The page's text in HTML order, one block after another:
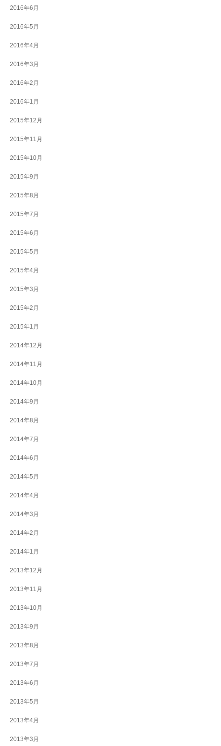
2016年6月
2016年5月
2016年4月
2016年3月
2016年2月
2016年1月
2015年12月
2015年11月
2015年10月
2015年9月
2015年8月
2015年7月
2015年6月
2015年5月
2015年4月
2015年3月
2015年2月
2015年1月
2014年12月
2014年11月
2014年10月
2014年9月
2014年8月
2014年7月
2014年6月
2014年5月
2014年4月
2014年3月
2014年2月
2014年1月
2013年12月
2013年11月
2013年10月
2013年9月
2013年8月
2013年7月
2013年6月
2013年5月
2013年4月
2013年3月